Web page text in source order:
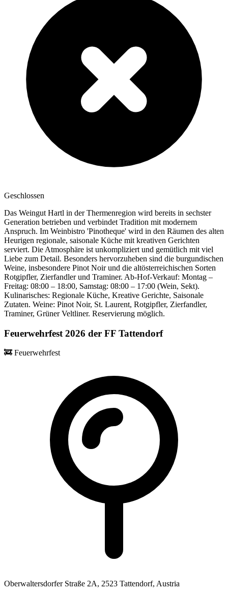
Geschlossen
Das Weingut Hartl in der Thermenregion wird bereits in sechster
Generation betrieben und verbindet Tradition mit modernem
Anspruch. Im Weinbistro 'Pinotheque' wird in den Räumen des alten
Heurigen regionale, saisonale Küche mit kreativen Gerichten
serviert. Die Atmosphäre ist unkompliziert und gemütlich mit viel
Liebe zum Detail. Besonders hervorzuheben sind die burgundischen
Weine, insbesondere Pinot Noir und die altösterreichischen Sorten
Rotgipfler, Zierfandler und Traminer. Ab-Hof-Verkauf: Montag –
Freitag: 08:00 – 18:00, Samstag: 08:00 – 17:00 (Wein, Sekt).
Kulinarisches: Regionale Küche, Kreative Gerichte, Saisonale
Zutaten. Weine: Pinot Noir, St. Laurent, Rotgipfler, Zierfandler,
Traminer, Grüner Veltliner. Reservierung möglich.
Feuerwehrfest 2026 der FF Tattendorf
🚒 Feuerwehrfest
Oberwaltersdorfer Straße 2A, 2523 Tattendorf, Austria